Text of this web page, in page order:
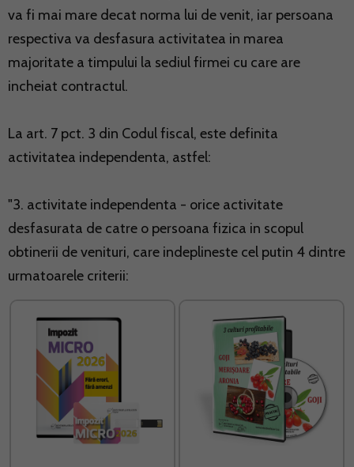
va fi mai mare decat norma lui de venit, iar persoana
respectiva va desfasura activitatea in marea
majoritate a timpului la sediul firmei cu care are
incheiat contractul.
La art. 7 pct. 3 din Codul fiscal, este definita
activitatea independenta, astfel:
"3. activitate independenta - orice activitate
desfasurata de catre o persoana fizica in scopul
obtinerii de venituri, care indeplineste cel putin 4 dintre
urmatoarele criterii: